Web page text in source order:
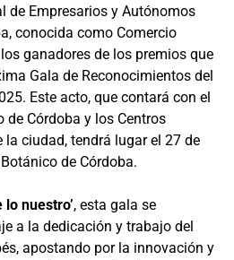
de Empresarios y Autónomos
conocida como Comercio
ganadores de los premios que
Gala de Reconocimientos del
Este acto, que contará con el
Córdoba y los Centros
la ciudad, tendrá lugar el 27 de
de Córdoba.
lo nuestro’, esta gala se
a la dedicación y trabajo del
apostando por la innovación y